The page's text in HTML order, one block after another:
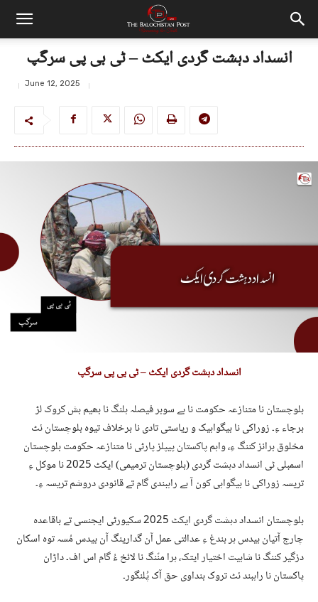
انسداد دہشت گردی ایکٹ – ٹی بی پی سرگپ
June 12, 2025
انسداد دہشت گردی ایکٹ – ٹی بی پی سرگپ
بلوچستان نا متنازعہ حکومت نا بے سوبر فیصلہ ہلنگ نا بھیم بش کروک لڑ
برجاء ءِ۔ زوراکی نا بیگواہیک و ریاستی تادی نا برخلاف تیوہ بلوچستان ئٹ
مخلوق برانز کننگ ءِ، واہم پاکستان پیپلز پارٹی نا متنازعہ حکومت بلوچستان
اسمبلی ٹی انسداد دہشت گردی (بلوچستان ترمیمی) ایکٹ 2025 نا موکل ءِ
تریسہ زوراکی نا بیگواہی کون آ بے راہبندی گام تے قانودی دروشم تریسہ ءِ۔
بلوچستان انسداد دہشت گردی ایکٹ 2025 سکیورٹی ایجنسی تے باقاعدہ
چارج آتیان بیدس ہر بندغ ءِ عدالتی عمل آن گدارینگ آن بیدس مُسہ توہ اسکان
دزگیر کننگ نا شابیت اختیار ایتک، ہرا منّنگ نا لائخ ءُ گام اس اف۔ داڑان
پاکستان نا راہبند ئٹ تروک بنداوی حق آک پُلنگور۔